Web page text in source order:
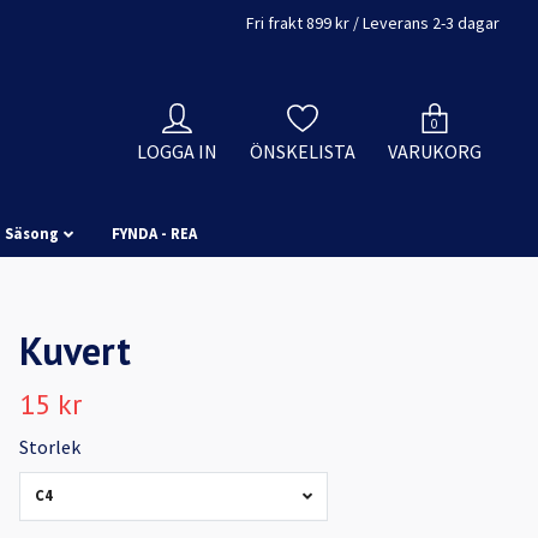
Fri frakt 899 kr / Leverans 2-3 dagar
LOGGA IN ÖNSKELISTA
0
VARUKORG
Säsong FYNDA - REA
Kuvert
15 kr
Storlek
C4